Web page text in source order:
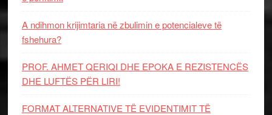
A ndihmon krijimtaria në zbulimin e potencialeve të
fshehura?
PROF. AHMET QERIQI DHE EPOKA E REZISTENCЁS
DHE LUFTЁS PЁR LIRI!
FORMAT ALTERNATIVE TË EVIDENTIMIT TË